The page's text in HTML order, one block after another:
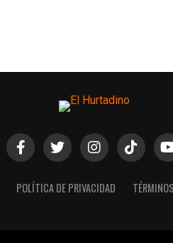
POLÍTICA DE PRIVACIDAD